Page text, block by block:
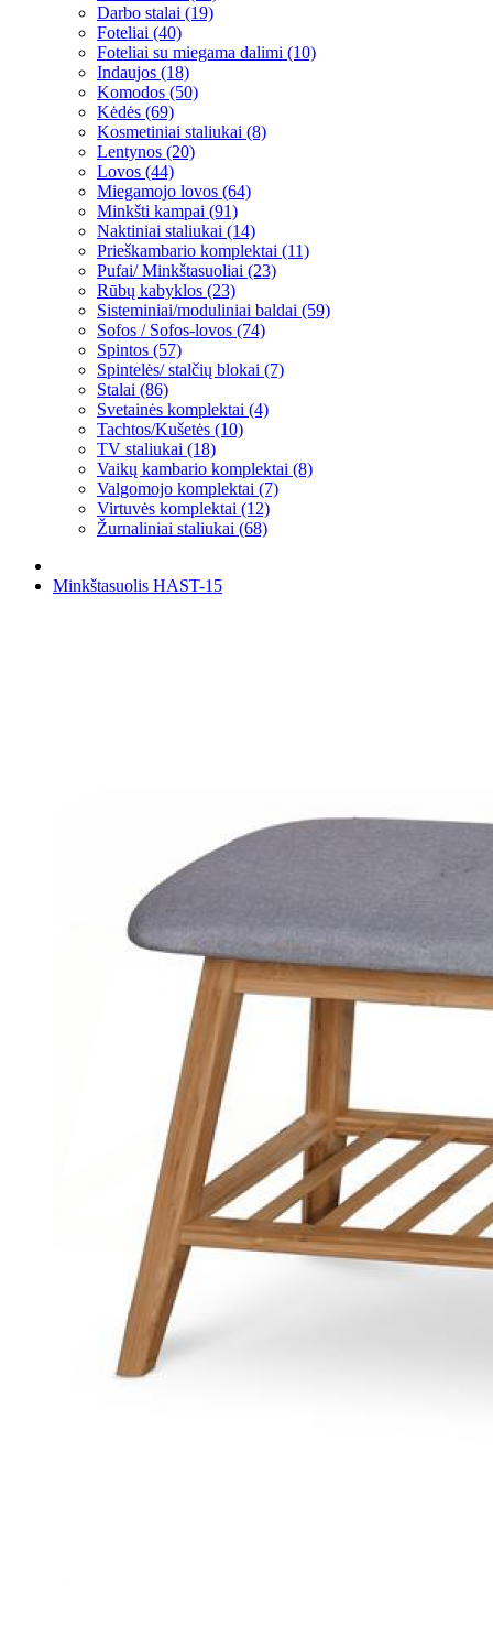
Darbo stalai (19)
Foteliai (40)
Foteliai su miegama dalimi (10)
Indaujos (18)
Komodos (50)
Kėdės (69)
Kosmetiniai staliukai (8)
Lentynos (20)
Lovos (44)
Miegamojo lovos (64)
Minkšti kampai (91)
Naktiniai staliukai (14)
Prieškambario komplektai (11)
Pufai/ Minkštasuoliai (23)
Rūbų kabyklos (23)
Sisteminiai/moduliniai baldai (59)
Sofos / Sofos-lovos (74)
Spintos (57)
Spintelės/ stalčių blokai (7)
Stalai (86)
Svetainės komplektai (4)
Tachtos/Kušetės (10)
TV staliukai (18)
Vaikų kambario komplektai (8)
Valgomojo komplektai (7)
Virtuvės komplektai (12)
Žurnaliniai staliukai (68)
Minkštasuolis HAST-15